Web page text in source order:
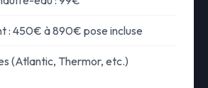
: 450€ à 890€ pose incluse
(Atlantic, Thermor, etc.)